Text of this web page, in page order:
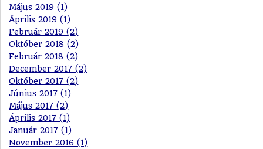
Május 2019 (1)
Április 2019 (1)
Február 2019 (2)
Október 2018 (2)
Február 2018 (2)
December 2017 (2)
Október 2017 (2)
Június 2017 (1)
Május 2017 (2)
Április 2017 (1)
Január 2017 (1)
November 2016 (1)